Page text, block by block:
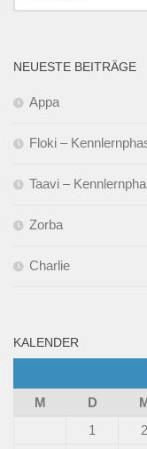
nach:
NEUESTE BEITRÄGE
Appa
Floki –
Taavi –
Zorba
Charlie
KALENDER
M
D
1
2